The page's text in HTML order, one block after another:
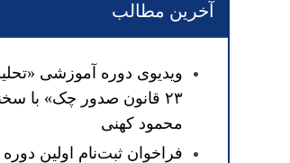
آخرین مطالب
ویدیوی دوره آموزشی
۲۳ قانون صدور چک» با
محمود کهنی
فراخوان ثبت‌نام اولین